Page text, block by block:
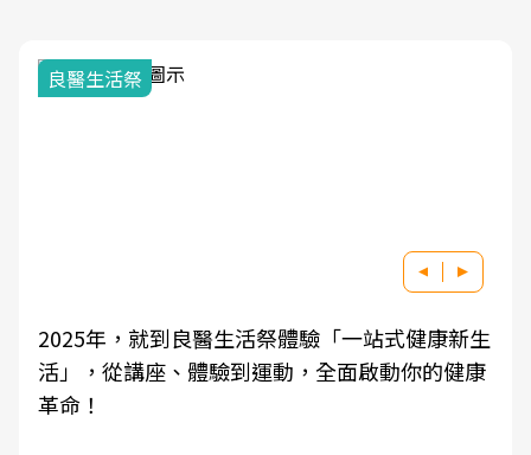
良醫生活祭
2025年，就到良醫生活祭體驗「一站式健康新生
活」，從講座、體驗到運動，全面啟動你的健康
革命！